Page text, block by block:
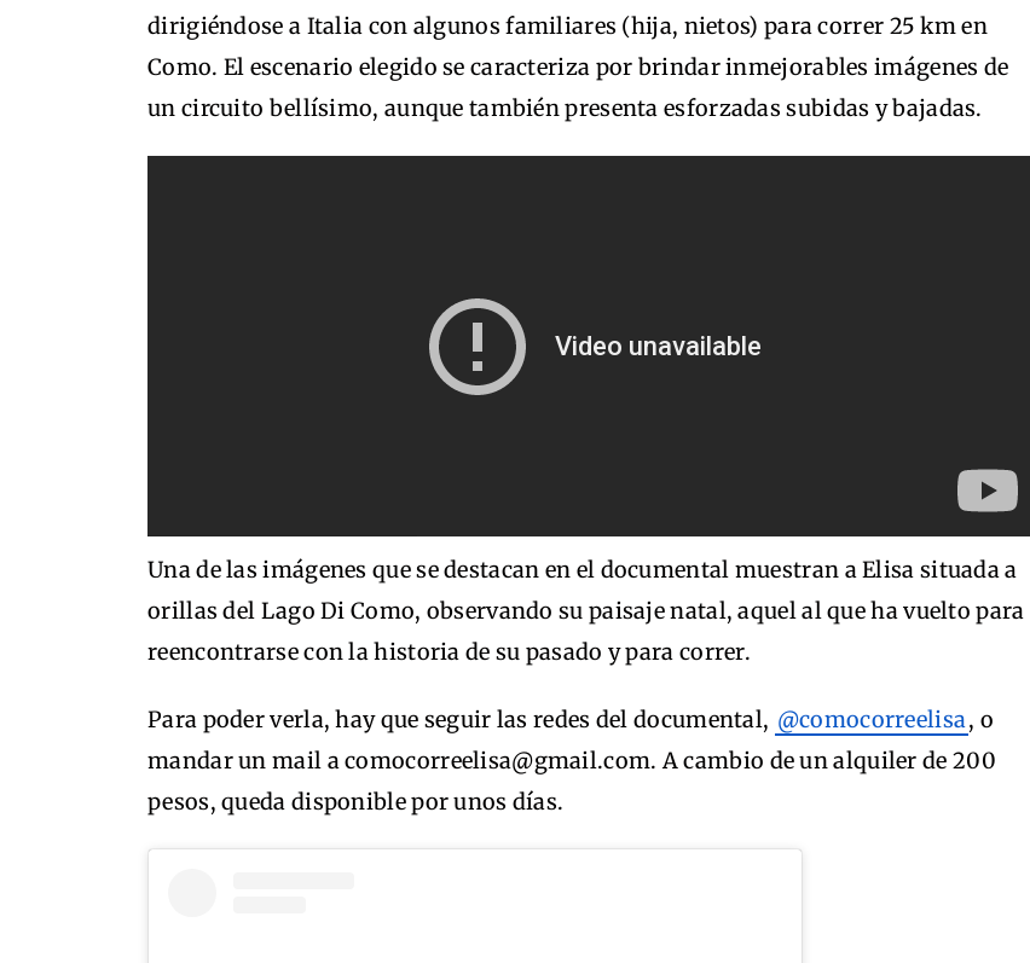
dirigiéndose a Italia con algunos familiares (hija, nietos) para correr 25 km en
Como. El escenario elegido se caracteriza por brindar inmejorables imágenes de
un circuito bellísimo, aunque también presenta esforzadas subidas y bajadas.
Una de las imágenes que se destacan en el documental muestran a Elisa situada a
orillas del Lago Di Como, observando su paisaje natal, aquel al que ha vuelto para
reencontrarse con la historia de su pasado y para correr.
Para poder verla, hay que seguir las redes del documental, @comocorreelisa, o
mandar un mail a comocorreelisa@gmail.com. A cambio de un alquiler de 200
pesos, queda disponible por unos días.